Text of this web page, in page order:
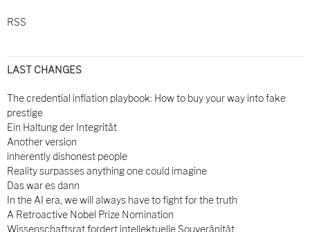
RSS
LAST CHANGES
The credential inflation playbook: How to buy your way into fake
prestige
Ein Haltung der Integrität
Another version
inherently dishonest people
Reality surpasses anything one could imagine
Das war es dann
In the AI era, we will always have to fight for the truth
A Retroactive Nobel Prize Nomination
Wissenschaftsrat fordert intellektuelle Souveränität